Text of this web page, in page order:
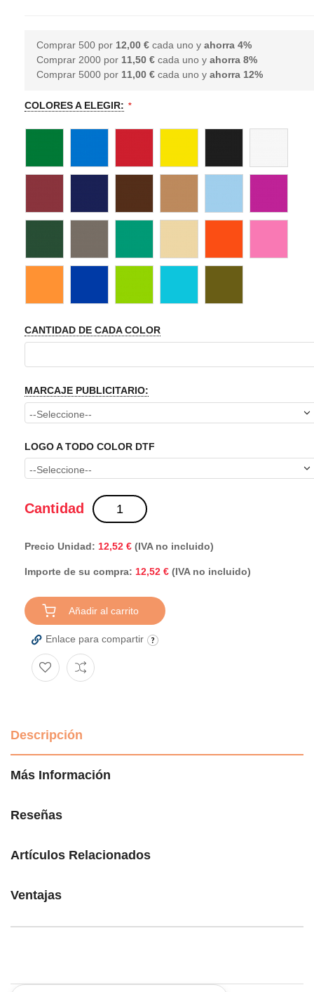
Comprar 500 por 12,00 € cada uno yahorra4%
Comprar 2000 por 11,50 € cada uno yahorra8%
Comprar 5000 por 11,00 € cada uno yahorra 12%
COLORES A ELEGIR:
CANTIDAD DE CADA COLOR
MARCAJE PUBLICITARIO:
LOGO A TODO COLOR DTF
Cantidad
Precio Unidad: 12,52 € (IVA no incluido)
Importe de su compra: 12,52 € (IVA no incluido)
Añadir al carrito
Enlace para compartir
Descripción
Más Información
Reseñas
Artículos Relacionados
Ventajas